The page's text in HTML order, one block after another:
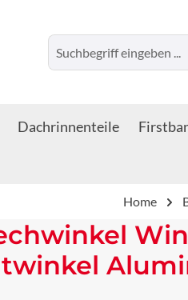
Dachrinnenteile
Home